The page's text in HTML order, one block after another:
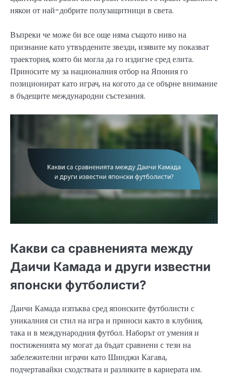
някои от най-добрите полузащитници в света.
Въпреки че може би все още няма същото ниво на
признание като утвърдените звезди, изявите му показват
траектория, която би могла да го издигне сред елита.
Приносите му за националния отбор на Япония го
позиционират като играч, на когото да се обърне внимание
в бъдещите международни състезания.
Какви са сравненията между
Даичи Камада и други известни
японски футболисти?
Даичи Камада изпъква сред японските футболисти с
уникалния си стил на игра и приноси както в клубния,
така и в международния футбол. Наборът от умения и
постиженията му могат да бъдат сравнени с тези на
забележителни играчи като Шинджи Кагава,
подчертавайки сходствата и разликите в кариерата им.